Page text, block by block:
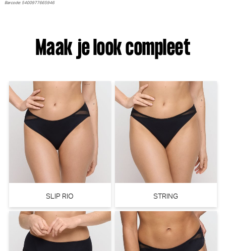
Marie Jo Daisy Tailleslip (Zwart)
Marie Jo
€ 69,90
Marie Jo Color studio Slip
(Nuage)
Marie Jo
€ 24,90
Barcode: 5400977665946
Maak je look compleet
SLIP RIO STRING